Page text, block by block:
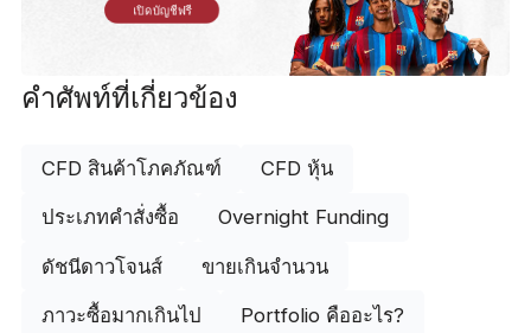
เปิดบัญชีฟรี
คำศัพท์ที่เกี่ยวข้อง
CFD สินค้าโภคภัณฑ์ CFD หุ้น
ประเภทคำสั่งซื้อ Overnight Funding
ดัชนีดาวโจนส์ ขายเกินจำนวน
ภาวะซื้อมากเกินไป Portfolio คืออะไร?